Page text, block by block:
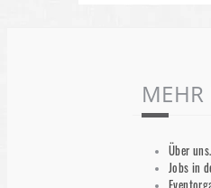
Über
Jobs in